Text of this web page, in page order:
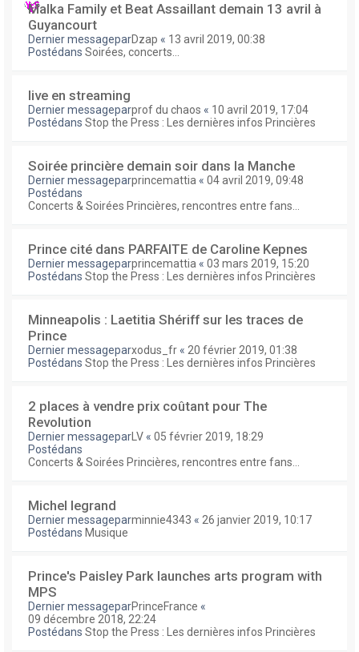
Malka Family et Beat Assaillant demain 13 avril à
Guyancourt
Dernier messageparDzap « 13 avril 2019, 00:38
Postédans Soirées, concerts...
live en streaming
Dernier messageparprof du chaos « 10 avril 2019, 17:04
Postédans Stop the Press : Les dernières infos Princières
Soirée princière demain soir dans la Manche
Dernier messageparprincemattia « 04 avril 2019, 09:48
Postédans
Concerts & Soirées Princières, rencontres entre fans...
Prince cité dans PARFAITE de Caroline Kepnes
Dernier messageparprincemattia « 03 mars 2019, 15:20
Postédans Stop the Press : Les dernières infos Princières
Minneapolis : Laetitia Shériff sur les traces de
Prince
Dernier messageparxodus_fr « 20 février 2019, 01:38
Postédans Stop the Press : Les dernières infos Princières
2 places à vendre prix coûtant pour The
Revolution
Dernier messagepar LV « 05 février 2019, 18:29
Postédans
Concerts & Soirées Princières, rencontres entre fans...
Michel legrand
Dernier messageparminnie4343 « 26 janvier 2019, 10:17
Postédans Musique
Prince's Paisley Park launches arts program with
MPS
Dernier messageparPrinceFrance «
09 décembre 2018, 22:24
Postédans Stop the Press : Les dernières infos Princières